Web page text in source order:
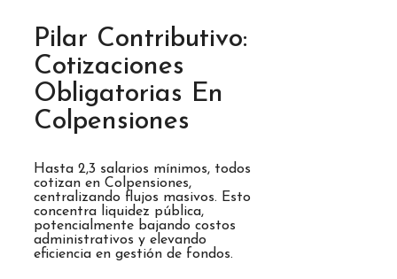
Pilar Contributivo:
Cotizaciones
Obligatorias En
Colpensiones
Hasta 2,3 salarios mínimos, todos
cotizan en Colpensiones,
centralizando flujos masivos. Esto
concentra liquidez pública,
potencialmente bajando costos
administrativos y elevando
eficiencia en gestión de fondos.